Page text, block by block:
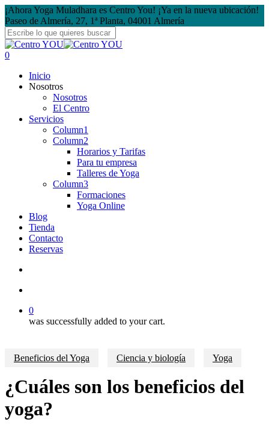
Skip
to
main
content
¡Ahora Yoga Muladhara es Centro You! ¡Ya en la nueva ubicación!
Paseo de Almería, 27, 1ª Planta, 04001 Almería
Close
Search
search
account
0
Inicio
Nosotros
Nosotros
El Centro
Servicios
Column1
Column2
Horarios y Tarifas
Para tu empresa
Talleres de Yoga
Column3
Formaciones
Yoga Online
Blog
Tienda
Contacto
Reservas
0
was successfully added to your cart.
Beneficios del Yoga Ciencia y biología Yoga
¿Cuáles son los beneficios del
yoga?